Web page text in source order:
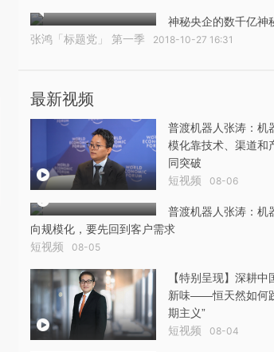
神秘央企的数千亿神
张鸿「标题党」 第一季 2018-10-27 16:31
最新视频
普渡机器人张涛：机
模化靠技术、渠道和
同突破
短视频 08-06
普渡机器人张涛：机
向规模化，要先回到客户需求
短视频 08-05
【特别呈现】深耕中
新味——恒天然如何
期主义”
短视频 08-04